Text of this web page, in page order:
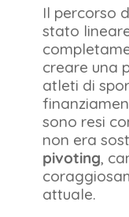
Il percorso
stato
creare una
atleti di
sono resi
non era
pivoting,
attuale.